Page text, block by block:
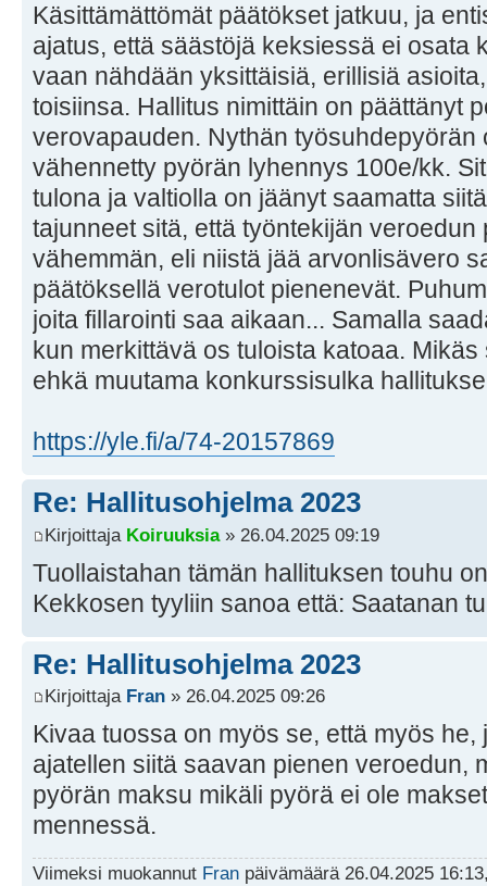
Käsittämättömät päätökset jatkuu, ja
ajatus, että säästöjä keksiessä ei osata
vaan nähdään yksittäisiä, erillisiä
toisiinsa. Hallitus nimittäin on päättänyt
verovapauden. Nythän työsuhdepyörän
vähennetty pyörän lyhennys 100e/kk.
tulona ja valtiolla on jäänyt saamatta
tajunneet sitä, että työntekijän
vähemmän, eli niistä jää arvonlisävero
päätöksellä verotulot pienenevät.
joita fillarointi saa aikaan... Samalla
kun merkittävä os tuloista katoaa.
ehkä muutama konkurssisulka
https://yle.fi/a/74-20157869
Re: Hallitusohjelma 2023
Kirjoittaja Koiruuksia» 26.04.2025 09:19
Tuollaistahan tämän hallituksen touhu
Kekkosen tyyliin sanoa että: Saatanan
Re: Hallitusohjelma 2023
Kirjoittaja Fran » 26.04.2025 09:26
Kivaa tuossa on myös se, että myös
ajatellen siitä saavan pienen veroedun,
pyörän maksu mikäli pyörä ei ole
mennessä.
Viimeksi muokannut Fran päivämäärä 26.04.2025